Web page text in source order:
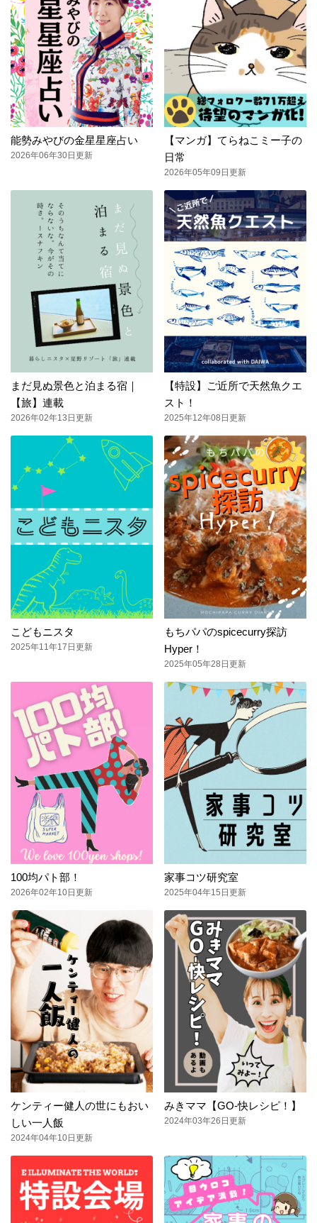
能勢みやびの金星星座占い
2026年06年30日更新
【マンガ】てらねこミー子の
日常
2026年05年09日更新
まだ見ぬ景色と泊まる宿｜
【旅】連載
2026年02年13日更新
【特設】ご近所で天然魚クエ
スト！
2025年12年08日更新
こどもニスタ
2025年11年17日更新
もちパパのspicecurry探訪
Hyper！
2025年05年28日更新
100均パト部！
2026年02年10日更新
家事コツ研究室
2025年04年15日更新
ケンティー健人の世にもおい
しい一人飯
2024年04年10日更新
みきママ【GO-快レシピ！】
2024年03年26日更新